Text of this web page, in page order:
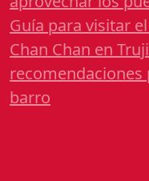
Guía para visitar
Chan Chan en
barro